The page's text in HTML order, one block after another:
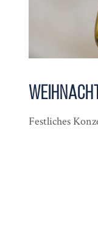
Festliches